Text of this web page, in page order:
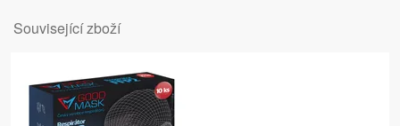
Související zboží